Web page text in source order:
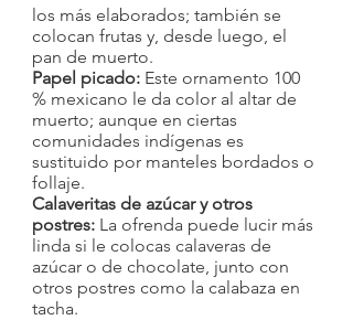
los más elaborados; también se
colocan frutas y, desde luego, el
pan de muerto.
Papel picado: Este ornamento 100
% mexicano le da color al altar de
muerto; aunque en ciertas
comunidades indígenas es
sustituido por manteles bordados o
follaje.
Calaveritas de azúcar y otros
postres: La ofrenda puede lucir más
linda si le colocas calaveras de
azúcar o de chocolate, junto con
otros postres como la calabaza en
tacha.